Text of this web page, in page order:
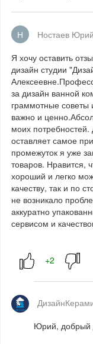
Н
Ностаев Юрий
Я хочу оставить
дизайн студии
за дизайн ванной
граммотные советы
важно и
моих
оставляет самое
промежуток я уже
товаров. Нравится,
хороший и легко
качеству, так и по
не возникало
аккуратно
сервисом и
Юрий, добрый